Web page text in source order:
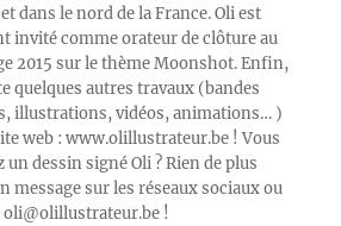
dans le nord de la France. Oli est
invité comme orateur de clôture au
2015 sur le thème Moonshot. Enfin,
quelques autres travaux (bandes
illustrations, vidéos, animations… )
web : www.olillustrateur.be ! Vous
un dessin signé Oli ? Rien de plus
message sur les réseaux sociaux ou
oli@olillustrateur.be !